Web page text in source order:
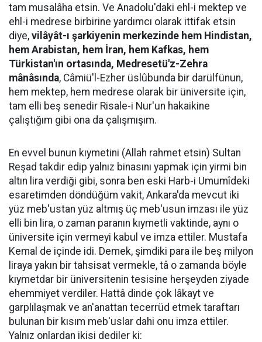
tam musalâha etsin. Ve Anadolu'daki ehl-i mektep ve
ehl-i medrese birbirine yardımcı olarak ittifak etsin
diye, vilâyât-ı şarkiyenin merkezinde hem Hindistan,
hem Arabistan, hem İran, hem Kafkas, hem
Türkistan'ın ortasında, Medresetü'z-Zehra
mânâsında, Câmiü'l-Ezher üslûbunda bir darülfünun,
hem mektep, hem medrese olarak bir üniversite için,
tam elli beş senedir Risale-i Nur'un hakaikine
çalıştığım gibi ona da çalışmışım.
En evvel bunun kıymetini (Allah rahmet etsin) Sultan
Reşad takdir edip yalnız binasını yapmak için yirmi bin
altın lira verdiği gibi, sonra ben eski Harb-i Umumîdeki
esaretimden döndüğüm vakit, Ankara'da mevcut iki
yüz meb'ustan yüz altmış üç meb'usun imzası ile yüz
elli bin lira, o zaman paranın kıymetli vaktinde, aynı o
üniversite için vermeyi kabul ve imza ettiler. Mustafa
Kemal de içinde idi. Demek, şimdiki para ile beş milyon
liraya yakın bir tahsisat vermekle, tâ o zamanda böyle
kıymetdar bir üniversitenin tesisine herşeyden ziyade
ehemmiyet verdiler. Hattâ dinde çok lâkayt ve
garplılaşmak ve an'anattan tecerrüd etmek taraftarı
bulunan bir kısım meb'uslar dahi onu imza ettiler.
Yalnız onlardan ikisi dediler ki: